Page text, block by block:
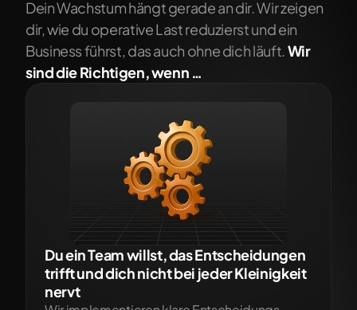
Dein Wachstum hängt gerade an dir. Wir zeigen
dir, wie du operative Last reduzierst und ein
Business führst, das auch ohne dich läuft. Wir
sind die Richtigen, wenn …
Du ein Team willst, das Entscheidungen
trifft und dich nicht bei jeder Kleinigkeit
nervt